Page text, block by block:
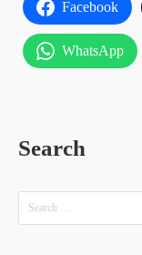
Facebook
WhatsApp
Search